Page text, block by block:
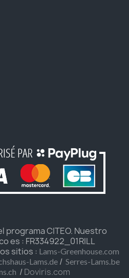
programa CITEO. Nuestro
es : FR334922_01RILL
sitios : Lams-Greenhouse.com
Lams.de / Serres-Lams.be
/Doviris.com